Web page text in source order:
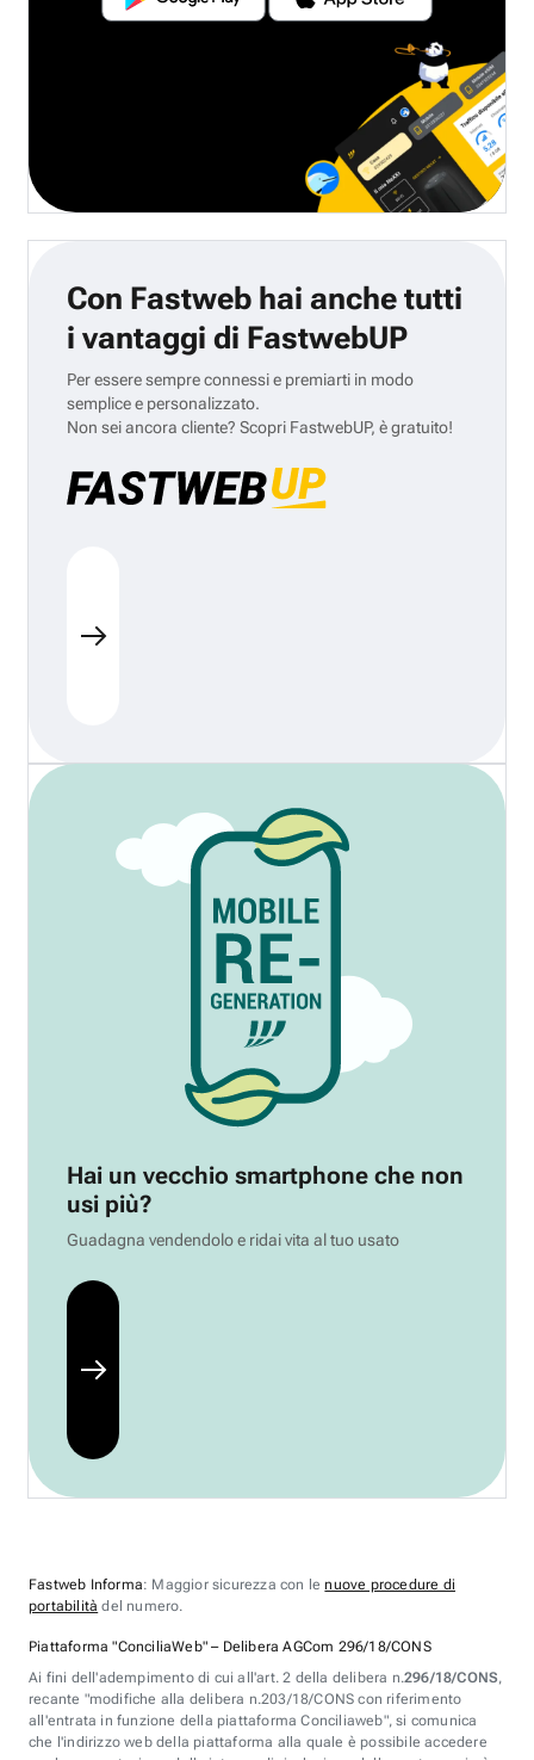
Con Fastweb hai anche tutti
i vantaggi di FastwebUP
Per essere sempre connessi e premiarti in modo
semplice e personalizzato.
Non sei ancora cliente? Scopri FastwebUP, è gratuito!
Hai un vecchio smartphone che non
usi più?
Guadagna vendendolo e ridai vita al tuo usato
Fastweb Informa: Maggior sicurezza con lenuove procedure di
portabilità del numero.
Piattaforma "ConciliaWeb" – Delibera AGCom 296/18/CONS
Ai fini dell'adempimento di cui all'art. 2 della delibera n.296/18/CONS,
recante "modifiche alla delibera n.203/18/CONS con riferimento
all'entrata in funzione della piattaforma Conciliaweb", si comunica
che l'indirizzo web della piattaforma alla quale è possibile accedere